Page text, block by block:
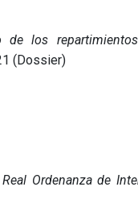
de los
(Dossier)
Ordenanza de